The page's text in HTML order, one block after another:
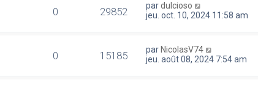
0 29852 pardulcioso
jeu. oct. 10, 2024 11:58 am
0 15185 par NicolasV74
jeu. août 08, 2024 7:54 am